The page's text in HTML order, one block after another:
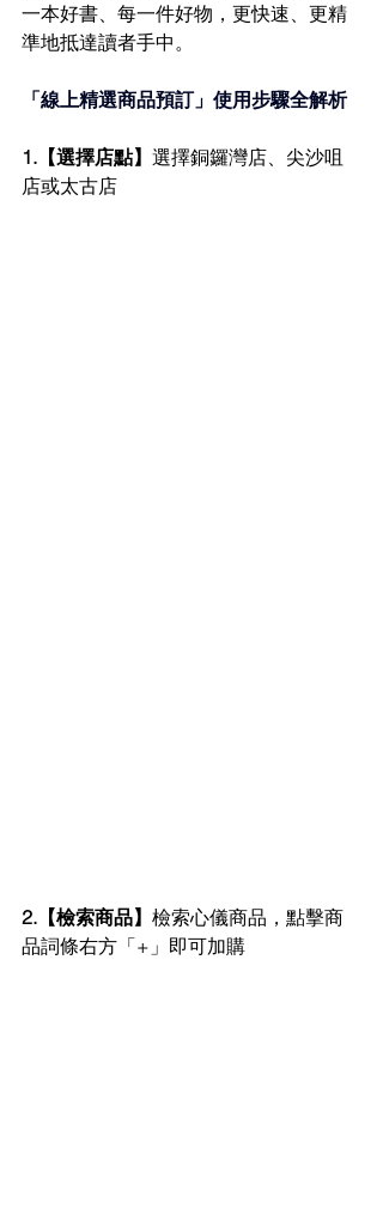
一本好書、每一件好物，更快速、更精
準地抵達讀者手中。
「線上精選商品預訂」使用步驟全解析
1.【選擇店點】 選擇銅鑼灣店、尖沙咀
店或太古店
2.【檢索商品】 檢索心儀商品，點擊商
品詞條右方「+」即可加購